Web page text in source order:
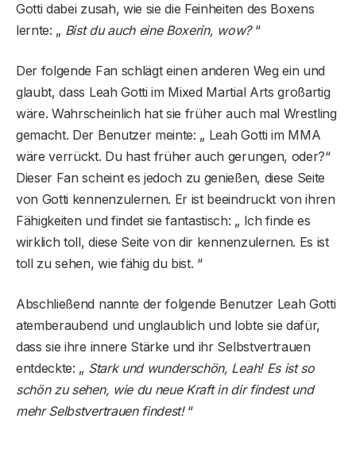
Gotti dabei zusah, wie sie die Feinheiten des Boxens
lernte: „ Bist du auch eine Boxerin, wow?“
Der folgende Fan schlägt einen anderen Weg ein und
glaubt, dass Leah Gotti im Mixed Martial Arts großartig
wäre. Wahrscheinlich hat sie früher auch mal Wrestling
gemacht. Der Benutzer meinte: „ Leah Gotti im MMA
wäre verrückt. Du hast früher auch gerungen, oder?“
Dieser Fan scheint es jedoch zu genießen, diese Seite
von Gotti kennenzulernen. Er ist beeindruckt von ihren
Fähigkeiten und findet sie fantastisch: „ Ich finde es
wirklich toll, diese Seite von dir kennenzulernen. Es ist
toll zu sehen, wie fähig du bist. “
Abschließend nannte der folgende Benutzer Leah Gotti
atemberaubend und unglaublich und lobte sie dafür,
dass sie ihre innere Stärke und ihr Selbstvertrauen
entdeckte: „ Stark und wunderschön, Leah! Es ist so
schön zu sehen, wie du neue Kraft in dir findest und
mehr Selbstvertrauen findest!“